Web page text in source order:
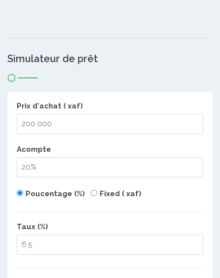
Simulateur de prêt
Prix d'achat ( xaf)
Acompte
Poucentage (%) Fixed ( xaf)
Taux (%)